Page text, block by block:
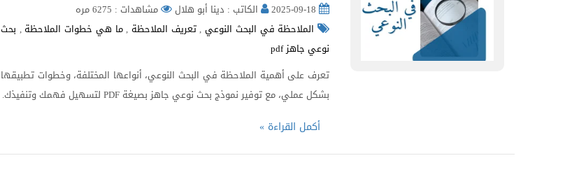
الكاتب : دينا أبو هلال
مشاهدات : 6275 مره
الملاحظة في البحث النوعي,تعريف الملاحظة ,ما هي خطوات الملاحظة , بحث
نوعي جاهز pdf
تعرف على أهمية الملاحظة في البحث النوعي، أنواعها المختلفة، وخطوات تطبيقها
بشكل عملي، مع توفير نموذج بحث نوعي جاهز بصيغة PDF لتسهيل فهمك وتنفيذك.
أكمل القراءة »